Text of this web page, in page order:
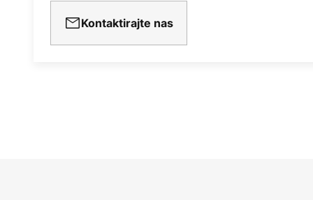
Kontaktirajte nas